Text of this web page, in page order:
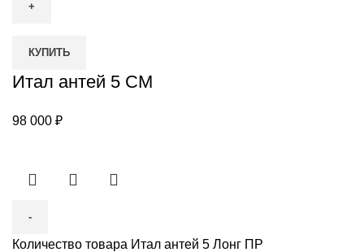
КУПИТЬ
Итал антей 5 СМ
98 000 ₽
Количество товара Итал антей 5 Лонг ПР